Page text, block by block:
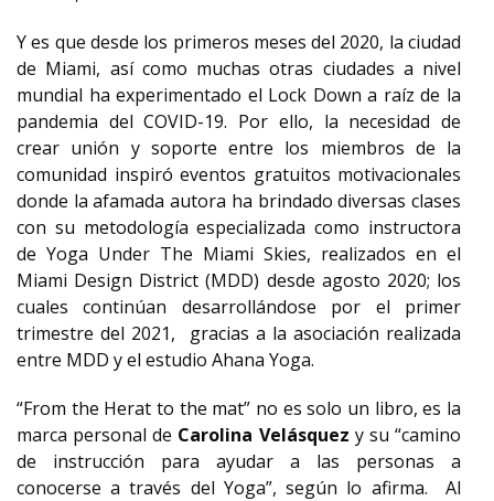
Y es que desde los primeros meses del 2020, la ciudad
de Miami, así como muchas otras ciudades a nivel
mundial ha experimentado el Lock Down a raíz de la
pandemia del COVID-19. Por ello, la necesidad de
crear unión y soporte entre los miembros de la
comunidad inspiró eventos gratuitos motivacionales
donde la afamada autora ha brindado diversas clases
con su metodología especializada como instructora
de Yoga Under The Miami Skies, realizados en el
Miami Design District (MDD) desde agosto 2020; los
cuales continúan desarrollándose por el primer
trimestre del 2021, gracias a la asociación realizada
entre MDD y el estudio Ahana Yoga.
“From the Herat to the mat” no es solo un libro, es la
marca personal de Carolina Velásquez y su “camino
de instrucción para ayudar a las personas a
conocerse a través del Yoga”, según lo afirma. Al